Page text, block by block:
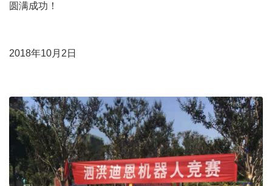
圆满成功！
2018年10月2日